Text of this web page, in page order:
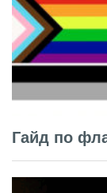
Гайд по